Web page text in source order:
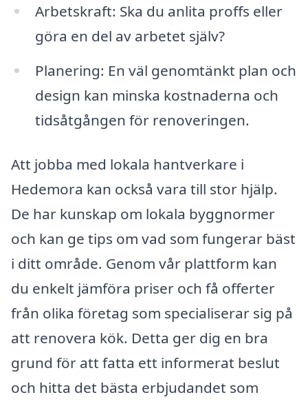
Arbetskraft: Ska du anlita proffs eller
göra en del av arbetet själv?
Planering: En väl genomtänkt plan och
design kan minska kostnaderna och
tidsåtgången för renoveringen.
Att jobba med lokala hantverkare i
Hedemora kan också vara till stor hjälp.
De har kunskap om lokala byggnormer
och kan ge tips om vad som fungerar bäst
i ditt område. Genom vår plattform kan
du enkelt jämföra priser och få offerter
från olika företag som specialiserar sig på
att renovera kök. Detta ger dig en bra
grund för att fatta ett informerat beslut
och hitta det bästa erbjudandet som